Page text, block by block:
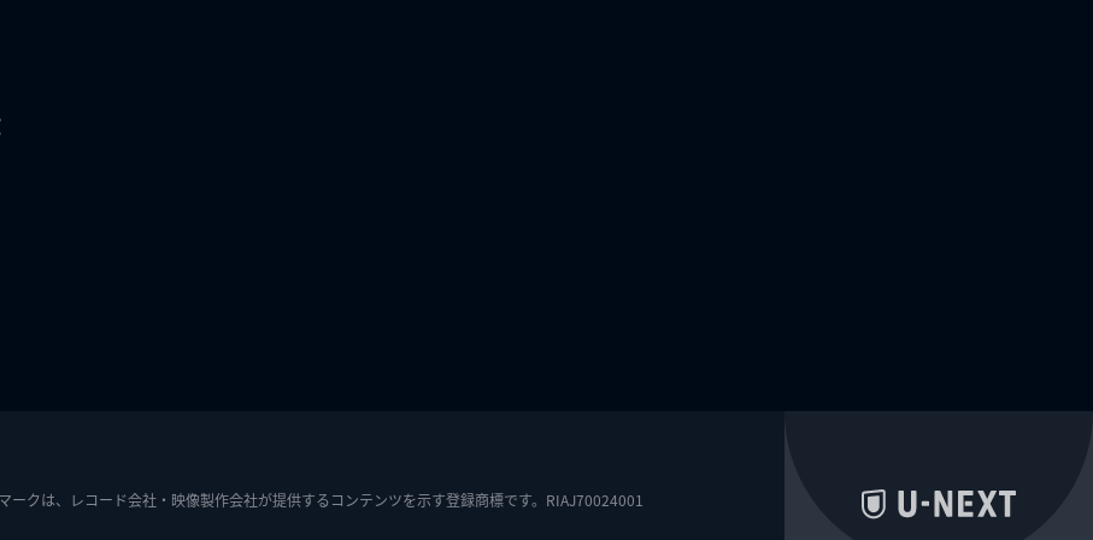
ークは、レコード会社・映像製作会社が提供するコンテンツを示す登録商標です。RIAJ70024001